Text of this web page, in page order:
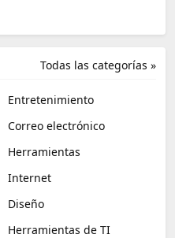
Todas las categorías »
Entretenimiento
Correo electrónico
Herramientas
Internet
Diseño
Herramientas de TI